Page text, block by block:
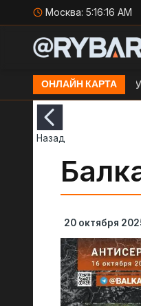
Москва: 5:16:17 AM
ОНЛАЙН КАРТА
по переправе ВСУ в
Назад
20 октября